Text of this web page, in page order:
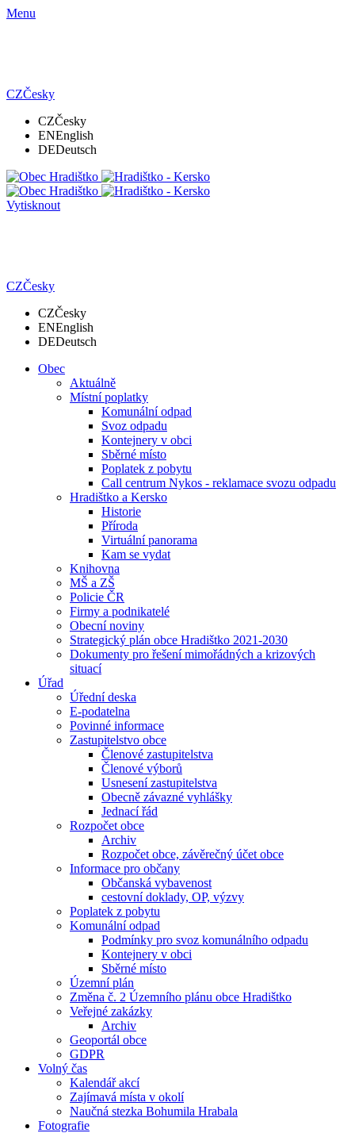
Menu
CZČesky
CZČesky
ENEnglish
DEDeutsch
Vytisknout
CZČesky
CZČesky
ENEnglish
DEDeutsch
Obec
Aktuálně
Místní poplatky
Komunální odpad
Svoz odpadu
Kontejnery v obci
Sběrné místo
Poplatek z pobytu
Call centrum Nykos - reklamace svozu odpadu
Hradištko a Kersko
Historie
Příroda
Virtuální panorama
Kam se vydat
Knihovna
MŠ a ZŠ
Policie ČR
Firmy a podnikatelé
Obecní noviny
Strategický plán obce Hradištko 2021-2030
Dokumenty pro řešení mimořádných a krizových
situací
Úřad
Úřední deska
E-podatelna
Povinné informace
Zastupitelstvo obce
Členové zastupitelstva
Členové výborů
Usnesení zastupitelstva
Obecně závazné vyhlášky
Jednací řád
Rozpočet obce
Archiv
Rozpočet obce, závěrečný účet obce
Informace pro občany
Občanská vybavenost
cestovní doklady, OP, výzvy
Poplatek z pobytu
Komunální odpad
Podmínky pro svoz komunálního odpadu
Kontejnery v obci
Sběrné místo
Územní plán
Změna č. 2 Územního plánu obce Hradištko
Veřejné zakázky
Archiv
Geoportál obce
GDPR
Volný čas
Kalendář akcí
Zajímavá místa v okolí
Naučná stezka Bohumila Hrabala
Fotografie